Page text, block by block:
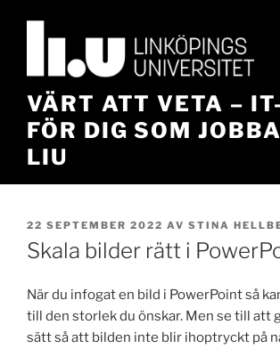
VÄRT ATT VETA –
FÖR DIG SOM
LIU
PUBLICERAT
22 SEPTEMBER 2022 AV STINA
Skala bilder rätt i
När du infogat en bild i PowerPoint så
till den storlek du önskar. Men se till att
sätt så att bilden inte blir ihoptryckt på